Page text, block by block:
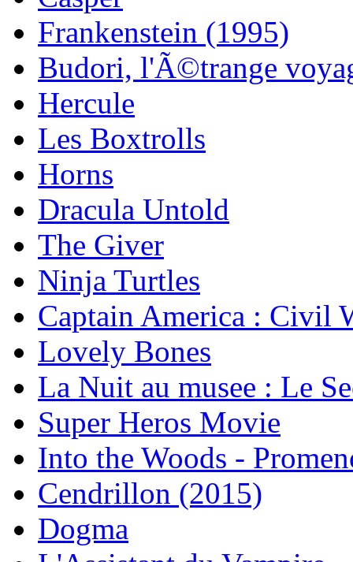
Frankenstein (1995)
Budori, l'Ã©trange
Hercule
Les Boxtrolls
Horns
Dracula Untold
The Giver
Ninja Turtles
Captain America : Civil
Lovely Bones
La Nuit au musee : Le
Super Heros Movie
Into the Woods -
Cendrillon (2015)
Dogma